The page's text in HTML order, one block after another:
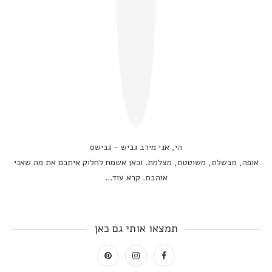
הי, אני מירב גביש - גבישס
אופה, מבשלת, משוטטת, מצלמת. וכאן אשמח לחלוק איתכם את מה שאני
אוהבת. קרא עוד...
תמצאו אותי גם כאן